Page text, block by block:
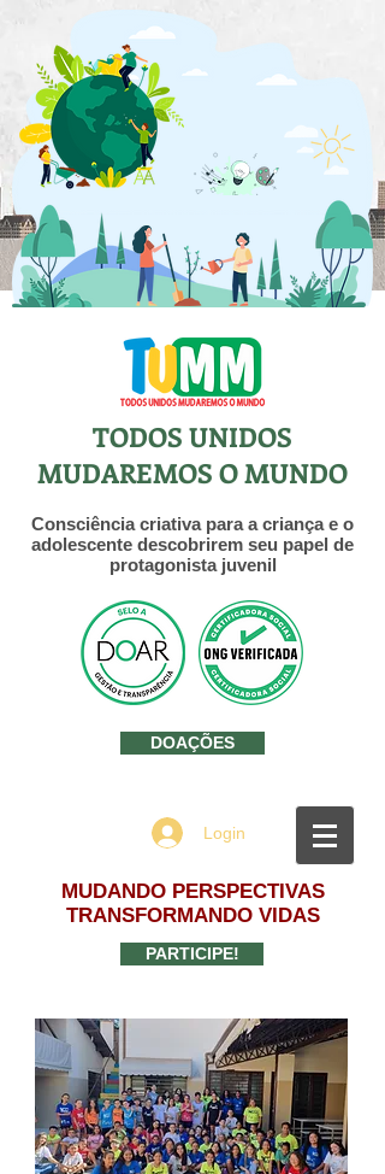
TODOS UNIDOS
MUDAREMOS O MUNDO
Consciência criativa para a criança e o
adolescente descobrirem seu papel de
protagonista juvenil
DOAÇÕES
Login
MUDANDO PERSPECTIVAS
TRANSFORMANDO VIDAS
PARTICIPE!